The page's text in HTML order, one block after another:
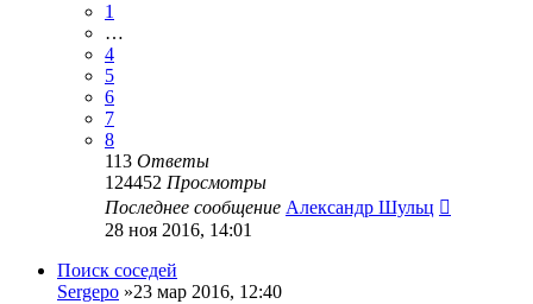
1
…
4
5
6
7
8
113 Ответы
124452 Просмотры
Последнее сообщение Александр Шульц
28 ноя 2016, 14:01
Поиск соседей
Sergepo »23 мар 2016, 12:40